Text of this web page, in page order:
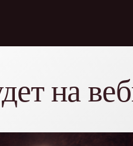
на